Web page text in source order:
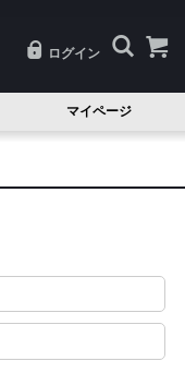
ログイン
マイページ